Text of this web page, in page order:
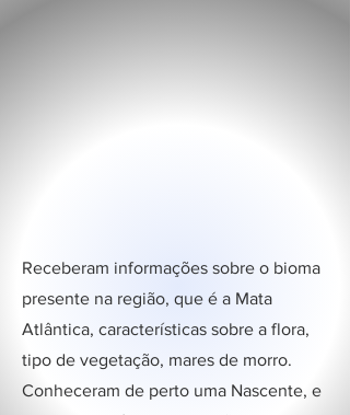
Receberam informações sobre o bioma
presente na região, que é a Mata
Atlântica, características sobre a flora,
tipo de vegetação, mares de morro.
Conheceram de perto uma Nascente, e